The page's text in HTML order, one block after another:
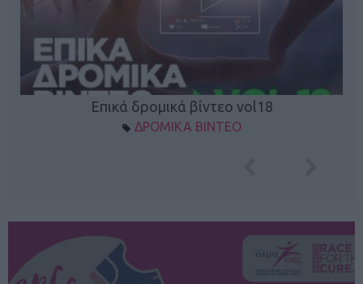
Επικά δρομικά βίντεο vol18
ΔΡΟΜΙΚΑ ΒΙΝΤΕΟ